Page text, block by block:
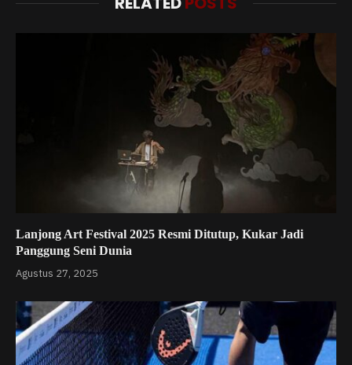
Lanjong Art Festival 2025 Resmi Ditutup, Kukar Jadi
Panggung Seni Dunia
Agustus 27, 2025